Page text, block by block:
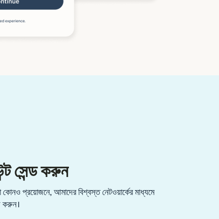
সেন্ড করুন
প্রয়োজনে, আমাদের বিশ্বস্ত নেটওয়ার্কের মাধ্যমে
করুন।